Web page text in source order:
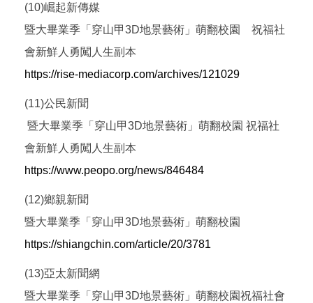
(10)崛起新傳媒
暨大畢業季「穿山甲3D地景藝術」萌翻校園 祝福社
會新鮮人勇闖人生副本
https://rise-mediacorp.com/archives/121029
(11)公民新聞
暨大畢業季「穿山甲3D地景藝術」萌翻校園 祝福社
會新鮮人勇闖人生副本
https://www.peopo.org/news/846484
(12)鄉親新聞
暨大畢業季「穿山甲3D地景藝術」萌翻校園
https://shiangchin.com/article/20/3781
(13)亞太新聞網
暨大畢業季「穿山甲3D地景藝術」萌翻校園祝福社會